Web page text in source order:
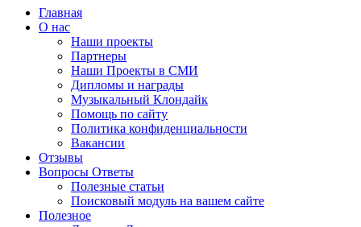
Главная
О нас
Наши проекты
Партнеры
Наши Проекты в СМИ
Дипломы и награды
Музыкальный Клондайк
Помощь по сайту
Политика конфиденциальности
Вакансии
Отзывы
Вопросы Ответы
Полезные статьи
Поисковый модуль на вашем сайте
Полезное